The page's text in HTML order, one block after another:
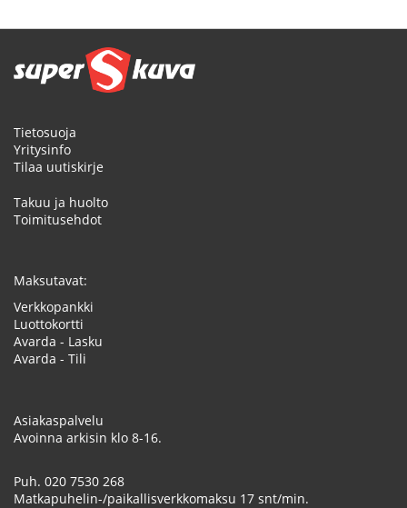
Tietosuoja
Yritysinfo
Tilaa uutiskirje
Takuu ja huolto
Toimitusehdot
Maksutavat:
Verkkopankki
Luottokortti
Avarda - Lasku
Avarda - Tili
Asiakaspalvelu
Avoinna arkisin klo 8-16.
Puh. 020 7530 268
Matkapuhelin-/paikallisverkkomaksu 17 snt/min.